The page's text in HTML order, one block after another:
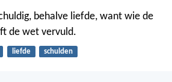
behalve liefde, want wie de
de wet vervuld.
liefde schulden